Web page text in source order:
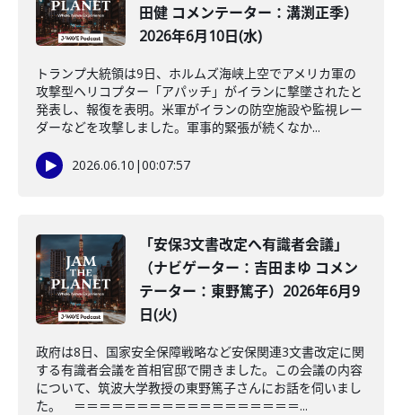
田健 コメンテーター：溝渕正季）
2026年6月10日(水)
トランプ大統領は9日、ホルムズ海峡上空でアメリカ軍の
攻撃型ヘリコプター「アパッチ」がイランに撃墜されたと
発表し、報復を表明。米軍がイランの防空施設や監視レー
ダーなどを攻撃しました。軍事的緊張が続くなか...
2026.06.10 |00:07:57
「安保3文書改定へ有識者会議」
（ナビゲーター：吉田まゆ コメン
テーター：東野篤子）2026年6月9
日(火)
政府は8日、国家安全保障戦略など安保関連3文書改定に関
する有識者会議を首相官邸で開きました。この会議の内容
について、筑波大学教授の東野篤子さんにお話を伺いまし
た。 ＝＝＝＝＝＝＝＝＝＝＝＝＝＝＝＝＝＝...